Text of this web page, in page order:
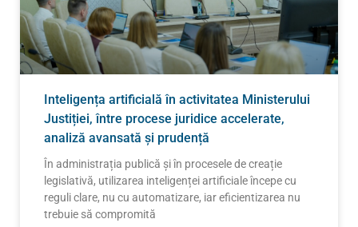
Inteligența artificială în activitatea Ministerului
Justiției, între procese juridice accelerate,
analiză avansată și prudență
În administrația publică și în procesele de creație
legislativă, utilizarea inteligenței artificiale începe cu
reguli clare, nu cu automatizare, iar eficientizarea nu
trebuie să compromită